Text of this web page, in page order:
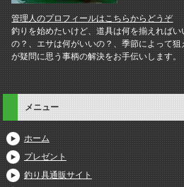
管理人のプロフィールはこちらからどうぞ
釣りを始めたいけど、道具は何を揃えれば
の？、エサは何がいいの？、季節によって
が疑問に思う事柄の解決をお手伝いします。
メニュー
ホーム
プレゼント
釣り具通販サイト